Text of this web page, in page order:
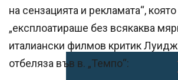
на сензацията и рекламата“,
„експлоатираше без всякаква
италиански филмов критик
отбеляза във в. „Темпо“: